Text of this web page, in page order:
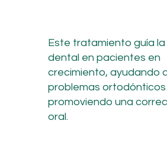
Este tratamiento guía
dental en pacientes en
crecimiento, ayudando
problemas
promoviendo una
oral.